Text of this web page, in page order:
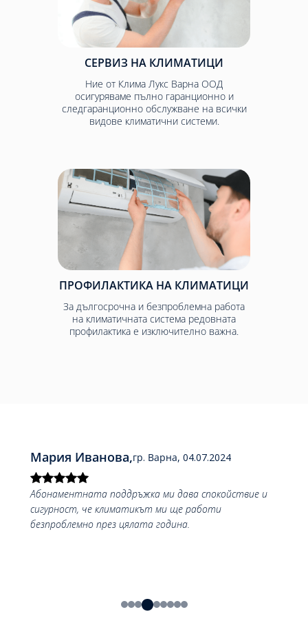
СЕРВИЗ НА КЛИМАТИЦИ
Ние от Клима Лукс Варна ООД
осигуряваме пълно гаранционно и
следгаранционно обслужване на всички
видове климатични системи.
ПРОФИЛАКТИКА НА КЛИМАТИЦИ
За дългосрочна и безпроблемна работа
на климатичната система редовната
профилактика е изключително важна.
гр. Варна, 04.07.2024
поддръжка ми дава спокойствие и
ми ще работи
цялата година.
Кирил Илиев,
Имахме проблем с
система и се обадихме